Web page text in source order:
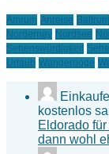
Amrum Anreise Baltrum
Norderney Nordsee
Sehenswürdigkeit
Urlaub Wangerooge
kostenlos
Eldorado
dann wohl